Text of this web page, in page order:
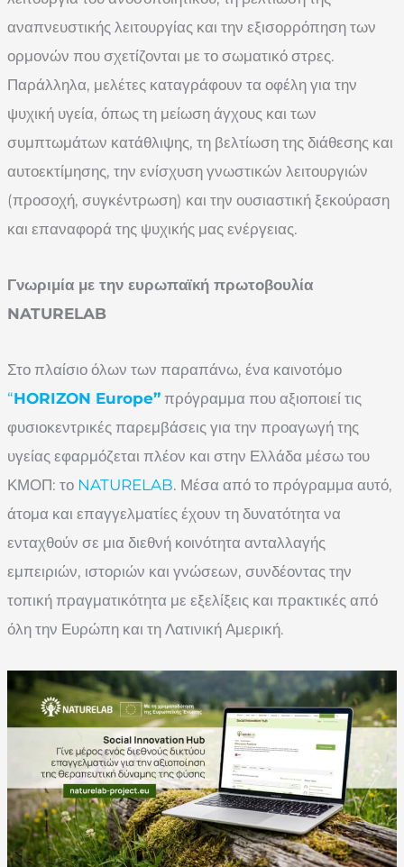
αναπνευστικής λειτουργίας και την εξισορρόπηση των
ορμονών που σχετίζονται με το σωματικό στρες.
Παράλληλα, μελέτες καταγράφουν τα οφέλη για την
ψυχική υγεία, όπως τη μείωση άγχους και των
συμπτωμάτων κατάθλιψης, τη βελτίωση της διάθεσης και
αυτοεκτίμησης, την ενίσχυση γνωστικών λειτουργιών
(προσοχή, συγκέντρωση) και την ουσιαστική ξεκούραση
και επαναφορά της ψυχικής μας ενέργειας.
Γνωριμία με την ευρωπαϊκή πρωτοβουλία
NATURELAB
Στο πλαίσιο όλων των παραπάνω, ένα καινοτόμο
“HORIZON Europe” πρόγραμμα που αξιοποιεί τις
φυσιοκεντρικές παρεμβάσεις για την προαγωγή της
υγείας εφαρμόζεται πλέον και στην Ελλάδα μέσω του
ΚΜΟΠ: το NATURELAB. Μέσα από το πρόγραμμα αυτό,
άτομα και επαγγελματίες έχουν τη δυνατότητα να
ενταχθούν σε μια διεθνή κοινότητα ανταλλαγής
εμπειριών, ιστοριών και γνώσεων, συνδέοντας την
τοπική πραγματικότητα με εξελίξεις και πρακτικές από
όλη την Ευρώπη και τη Λατινική Αμερική.